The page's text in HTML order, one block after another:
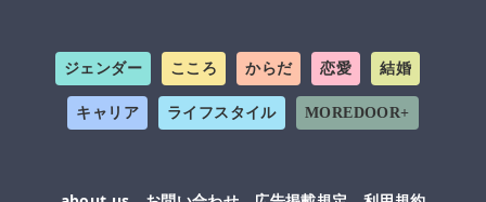
ジェンダー こころ からだ 恋愛 結婚
キャリア ライフスタイル MOREDOOR+